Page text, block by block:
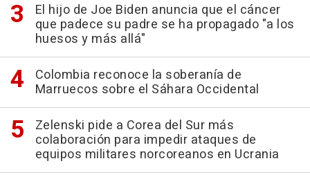
El hijo de Joe Biden anuncia que el cáncer
que padece su padre se ha propagado "a los
huesos y más allá"
Colombia reconoce la soberanía de
Marruecos sobre el Sáhara Occidental
Zelenski pide a Corea del Sur más
colaboración para impedir ataques de
equipos militares norcoreanos en Ucrania